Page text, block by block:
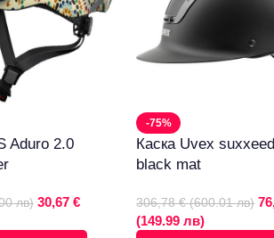
Aduro 2.0
лв) 30,67 €
-75%
Каска Uvex
black mat
306,78 € (600.01 лв)
(149.99 лв)